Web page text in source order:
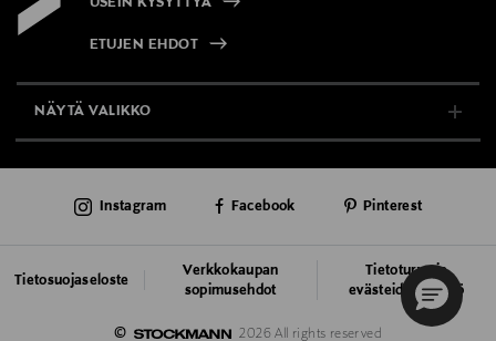
USEIN KYSYTTYÄ
ETUJEN EHDOT
NÄYTÄ VALIKKO
AJANKOHTAISTA
©
2026 All rights reserved
Tietosuojaseloste
Verkkokaupan
sopimusehdot
Tietoturva ja
evästeiden käyttö
Instagram Facebook Pinterest